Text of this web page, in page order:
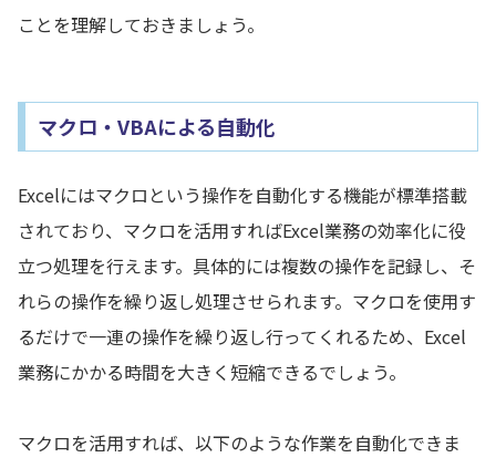
ことを理解しておきましょう。
マクロ・VBAによる自動化
Excelにはマクロという操作を自動化する機能が標準搭載
されており、マクロを活用すればExcel業務の効率化に役
立つ処理を行えます。具体的には複数の操作を記録し、そ
れらの操作を繰り返し処理させられます。マクロを使用す
るだけで一連の操作を繰り返し行ってくれるため、Excel
業務にかかる時間を大きく短縮できるでしょう。
マクロを活用すれば、以下のような作業を自動化できま